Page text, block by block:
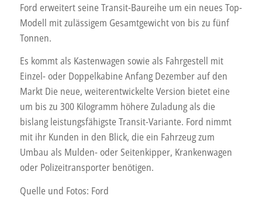
Ford erweitert seine Transit-Baureihe um ein neues Top-
Modell mit zulässigem Gesamtgewicht von bis zu fünf
Tonnen.
Es kommt als Kastenwagen sowie als Fahrgestell mit
Einzel- oder Doppelkabine Anfang Dezember auf den
Markt Die neue, weiterentwickelte Version bietet eine
um bis zu 300 Kilogramm höhere Zuladung als die
bislang leistungsfähigste Transit-Variante. Ford nimmt
mit ihr Kunden in den Blick, die ein Fahrzeug zum
Umbau als Mulden- oder Seitenkipper, Krankenwagen
oder Polizeitransporter benötigen.
Quelle und Fotos: Ford